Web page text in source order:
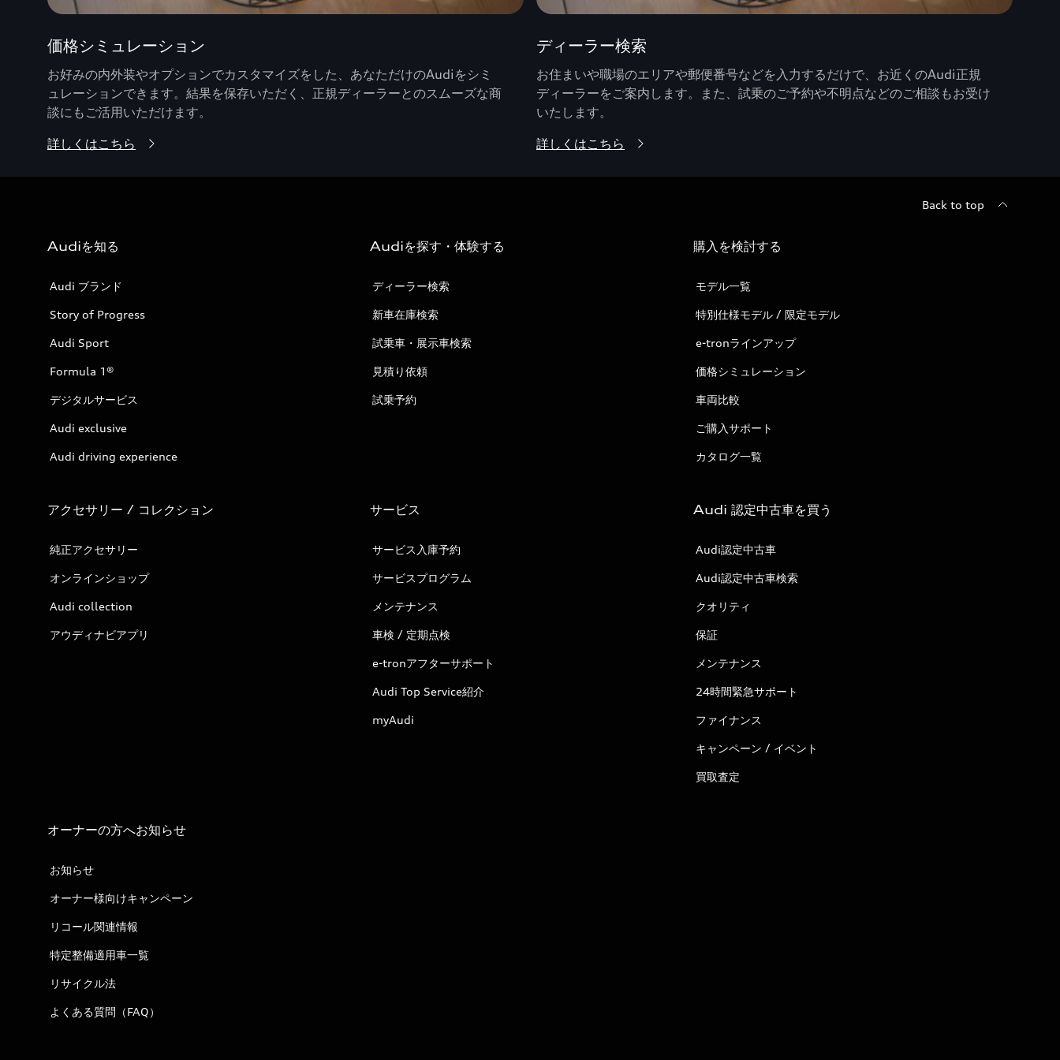
価格シミュレーション
お好みの内外装やオプションでカスタマイズをした、あなただけのAudiをシミ
ュレーションできます。結果を保存いただく、正規ディーラーとのスムーズな商
談にもご活用いただけます。
詳しくはこちら
ディーラー検索
お住まいや職場のエリアや郵便番号などを入力するだけで、お近くのAudi正規
ディーラーをご案内します。また、試乗のご予約や不明点などのご相談もお受け
いたします。
詳しくはこちら
Back to top
Audiを知る
Audi ブランド
Story of Progress
Audi Sport
Formula 1®
デジタルサービス
Audi exclusive
Audi driving experience
Audiを探す・体験する
ディーラー検索
新車在庫検索
試乗車・展示車検索
見積り依頼
試乗予約
購入を検討する
モデル一覧
特別仕様モデル / 限定モデル
e-tronラインアップ
価格シミュレーション
車両比較
ご購入サポート
カタログ一覧
アクセサリー / コレクション
純正アクセサリー
オンラインショップ
Audi collection
アウディナビアプリ
サービス
サービス入庫予約
サービスプログラム
メンテナンス
車検 / 定期点検
e-tronアフターサポート
Audi Top Service紹介
myAudi
Audi 認定中古車を買う
Audi認定中古車
Audi認定中古車検索
クオリティ
保証
メンテナンス
24時間緊急サポート
ファイナンス
キャンペーン / イベント
買取査定
オーナーの方へお知らせ
お知らせ
オーナー様向けキャンペーン
リコール関連情報
特定整備適用車一覧
リサイクル法
よくある質問（FAQ）